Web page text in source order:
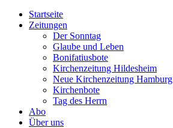
Startseite
Zeitungen
Der Sonntag
Glaube und Leben
Bonifatiusbote
Kirchenzeitung Hildesheim
Neue Kirchenzeitung Hamburg
Kirchenbote
Tag des Herrn
Abo
Über uns